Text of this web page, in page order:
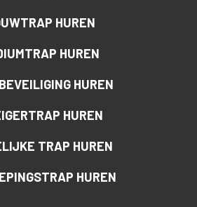
HUREN
HUREN
HUREN
HUREN
TRAP HUREN
HUREN